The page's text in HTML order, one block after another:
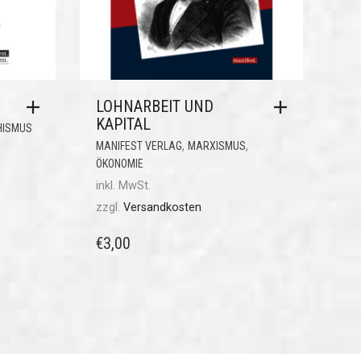
LOHNARBEIT UND
KAPITAL
MANIFEST VERLAG, MARXISMUS,
ÖKONOMIE
inkl. MwSt.
zzgl. Versandkosten
€3,00